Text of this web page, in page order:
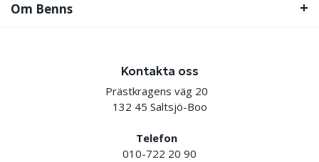
Om Benns
Kontakta oss
Prästkragens väg 20
132 45 Saltsjö-Boo
Telefon
010-722 20 90